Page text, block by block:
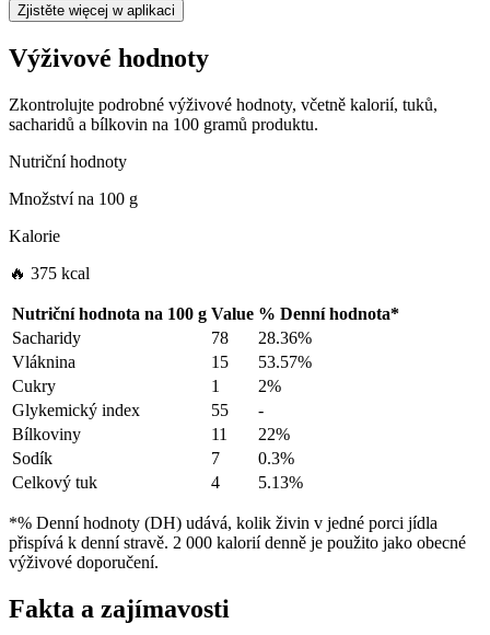
Zjistěte więcej w aplikaci
Výživové hodnoty
Zkontrolujte podrobné výživové hodnoty, včetně kalorií, tuků,
sacharidů a bílkovin na 100 gramů produktu.
Nutriční hodnoty
Množství na 100 g
Kalorie
🔥 375 kcal
Nutriční hodnota na 100 g Value % Denní hodnota*
Sacharidy
78
28.36%
Vláknina
15
53.57%
Cukry
1
2%
Glykemický index
55
-
Bílkoviny
11
22%
Sodík
7
0.3%
Celkový tuk
4 5.13%
*% Denní hodnoty (DH) udává, kolik živin v jedné porci jídla
přispívá k denní stravě. 2 000 kalorií denně je použito jako obecné
výživové doporučení.
Fakta a zajímavosti